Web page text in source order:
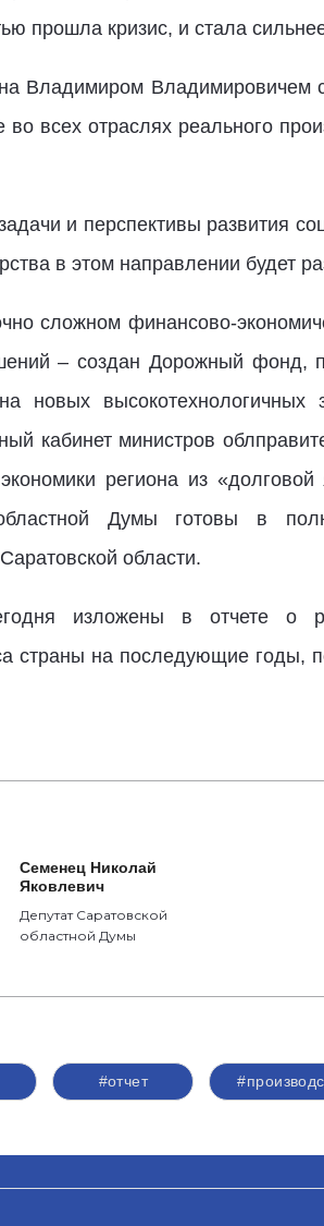
прошла кризис, и стала
Владимиром Владимировичем
во всех отраслях реального
и перспективы развития
в этом направлении будет
сложном финансово-
– создан Дорожный фонд,
новых высокотехнологичных
кабинет министров
региона из
Думы готовы в
области.
изложены в отчете о
страны на последующие годы,
Семенец Николай
Яковлевич
Депутат Саратовской
областной Думы
#отчет